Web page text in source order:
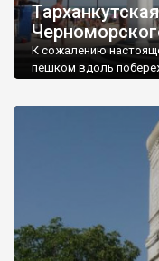
К сожалению
пешком вдоль